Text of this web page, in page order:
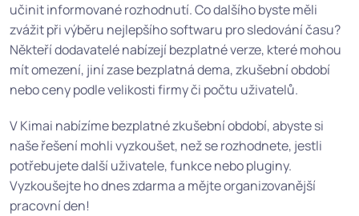
učinit informované rozhodnutí. Co dalšího byste měli
zvážit při výběru nejlepšího softwaru pro sledování času?
Někteří dodavatelé nabízejí bezplatné verze, které mohou
mít omezení, jiní zase bezplatná dema, zkušební období
nebo ceny podle velikosti firmy či počtu uživatelů.
V Kimai nabízíme bezplatné zkušební období, abyste si
naše řešení mohli vyzkoušet, než se rozhodnete, jestli
potřebujete další uživatele, funkce nebo pluginy.
Vyzkoušejte ho dnes zdarma a mějte organizovanější
pracovní den!